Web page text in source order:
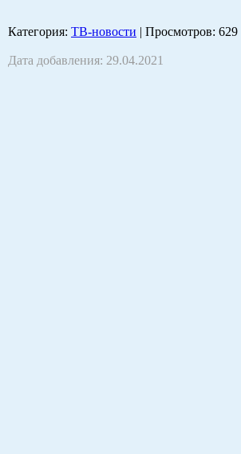
Категория: ТВ-новости | Просмотров: 629
Дата добавления: 29.04.2021